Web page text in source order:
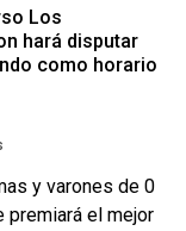
Los
hará disputar
como horario
y varones de 0
premiará el mejor